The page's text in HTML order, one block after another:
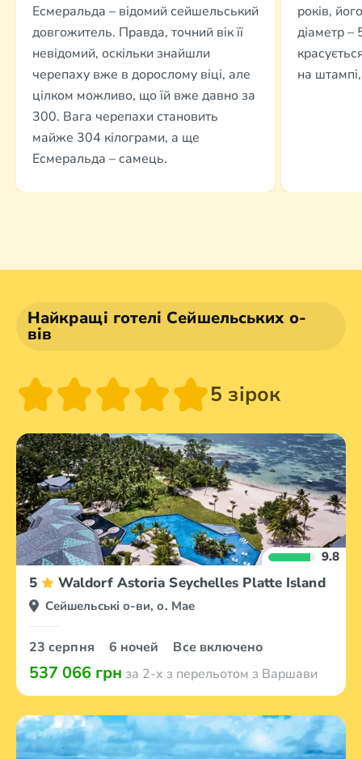
Есмеральда – відомий сейшельський
довгожитель. Правда, точний вік її
невідомий, оскільки знайшли
черепаху вже в дорослому віці, але
цілком можливо, що їй вже давно за
300. Вага черепахи становить
майже 304 кілограми, а ще
Есмеральда – самець.
років,
діаметр
на
Найкращі готелі Сейшельських о-
вів
5 зірок
9.8
5 Waldorf Astoria Seychelles Platte Island
Сейшельські о-ви, о. Мае
23 серпня 6 ночей Все включено
537 066 грн за 2-х з перельотом з Варшави